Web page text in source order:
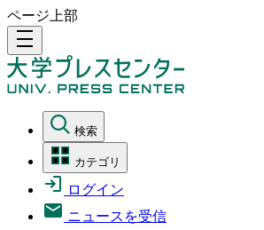
ページ上部
density_medium
検索
カテゴリ
ログイン
ニュースを受信